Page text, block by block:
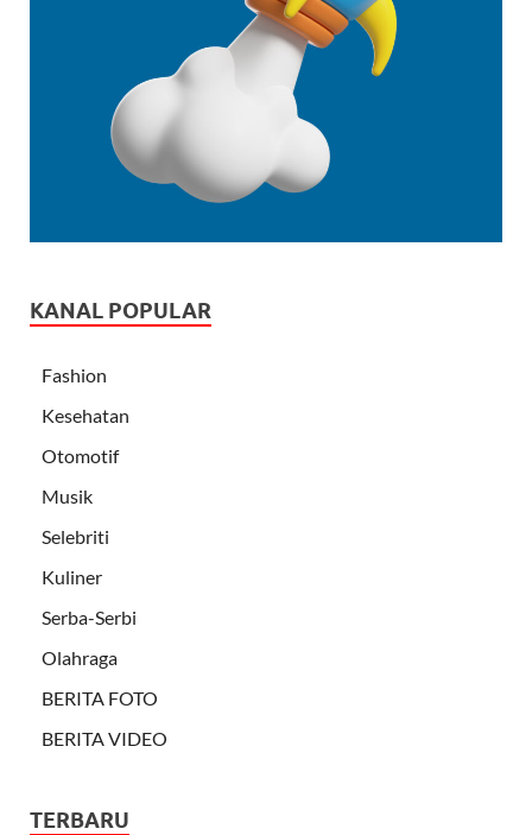
KANAL POPULAR
Fashion
Kesehatan
Otomotif
Musik
Selebriti
Kuliner
Serba-Serbi
Olahraga
BERITA FOTO
BERITA VIDEO
TERBARU